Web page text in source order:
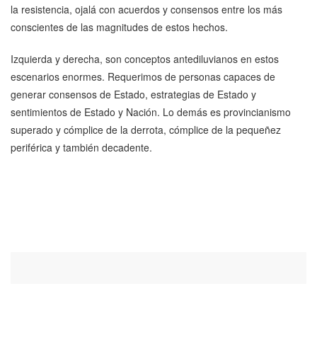
la resistencia, ojalá con acuerdos y consensos entre los más
conscientes de las magnitudes de estos hechos.
Izquierda y derecha, son conceptos antediluvianos en estos
escenarios enormes. Requerimos de personas capaces de
generar consensos de Estado, estrategias de Estado y
sentimientos de Estado y Nación. Lo demás es provincianismo
superado y cómplice de la derrota, cómplice de la pequeñez
periférica y también decadente.